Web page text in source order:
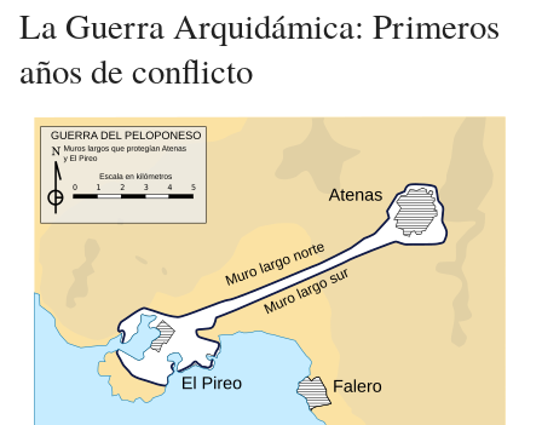
La Guerra Arquidámica: Primeros
años de conflicto